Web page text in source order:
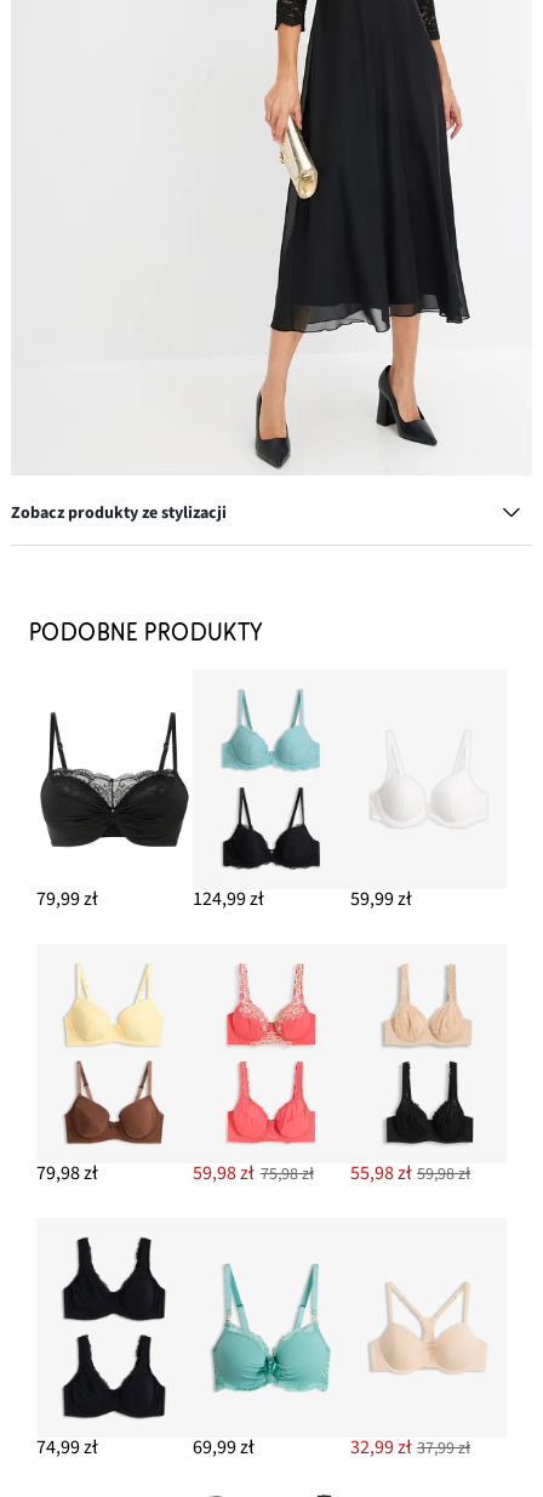
Zobacz produkty ze stylizacji
97,99 zł
Biustonosz push up z delikatną koronką (3 szt.)
117,99 zł
DODAJ DO KOSZYKA
Koronkowe stringi z wysoką talią
PODOBNE PRODUKTY
79,99 zł 124,99 zł 59,99 zł
79,98 zł 59,98 zł 75,98 zł 55,98 zł 59,98 zł
74,99 zł 69,99 zł 32,99 zł 37,99 zł